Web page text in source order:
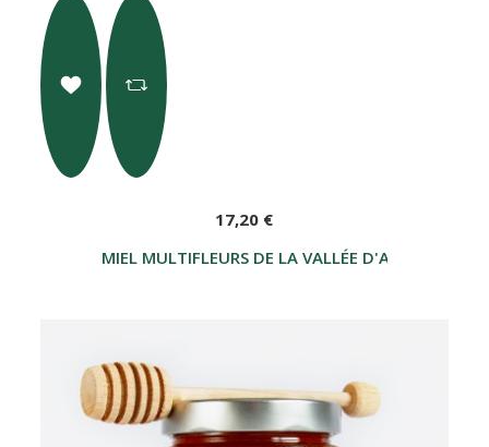
MIEL MULTIFLEURS DE LA VALLÉE D'AOSTE 750 G
17,20 €